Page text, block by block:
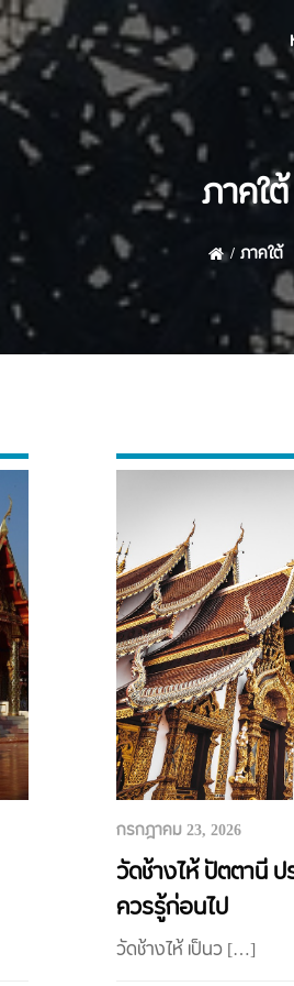
ภาคใต้
ภาคใต้
กรกฎาคม 23, 2026
วัดช้างไห้ ปัตตานี
ควรรู้ก่อนไป
วัดช้างไห้ เป็นว […]